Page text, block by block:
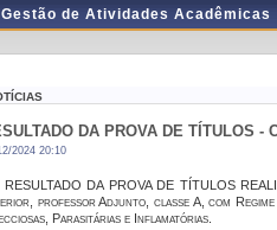
de Atividades Acadêmicas
DA PROVA DE TÍTULOS -
2024 20:10
RESULTADO DA PROVA DE TÍTULOS
professor Adjunto, classe A, com
Parasitárias e Inflamatórias.